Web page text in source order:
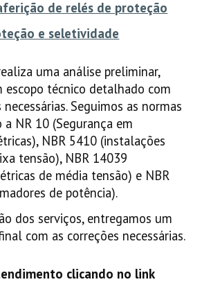
de relés de proteção
e seletividade
uma análise preliminar,
escopo técnico detalhado com
Seguimos as normas
NR 10 (Segurança em
NBR 5410 (instalações
tensão), NBR 14039
de média tensão) e NBR
de potência).
dos serviços, entregamos um
com as correções necessárias.
clicando no link